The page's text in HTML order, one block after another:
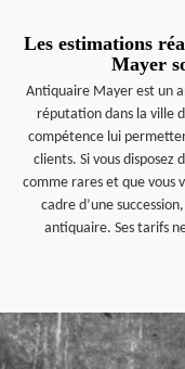
Les estimations
Mayer
Antiquaire Mayer est un
réputation dans la ville
compétence lui
clients. Si vous disposez
comme rares et que vous
cadre d’une
antiquaire. Ses tarifs